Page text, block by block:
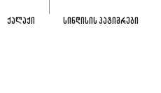
ᲥᲐᲚᲐᲥᲘ ᲡᲘᲜᲓᲘᲡᲘᲡ ᲞᲐᲢᲘᲛᲠᲔᲑᲘ